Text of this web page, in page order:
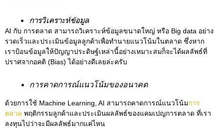
การวิเคราะห์ข้อมูล
AI กับ การตลาด สามารถวิเคราะห์ข้อมูลขนาดใหญ่ หรือ Big data อย่าง
รวดเร็วและประเมินข้อมูลลูกค้าเพื่อทำนายแนวโน้มในตลาด ซึ่งหาก
เราป้อนข้อมูลให้ปัญญาประดิษฐ์เหล่านี้อย่างเหมาะสมก็จะได้ผลลัพธ์ที่
ปราศจากอคติ (Bias) ได้อย่างดีเลยล่ะครับ
การคาดการณ์แนวโน้มของอนาคต
ด้วยการใช้ Machine Learning, AI สามารถคาดการณ์แนวโน้มการ
ตลาด พฤติกรรมลูกค้าและประเมินผลลัพธ์ของแคมเปญการตลาด ที่เรา
ลงทุนไปว่าจะมีผลลัพธ์มากแค่ไหน